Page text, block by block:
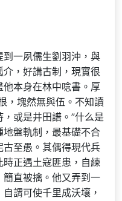
一夙儒生劉羽沖，與
，好講古制，現實很
本身在林中唸書。厚
，塊然無與伍。不知讀
或是井田譜。”什么是
盤軌制，最基礎不合
至愚。其偶得現代兵
正遇土寇匪患，自練
直被擒。他又弄到一
謂可使千里成沃壤，